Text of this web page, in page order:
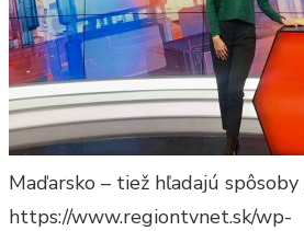
Maďarsko – tiež hľadajú
https://www.regiontvnet.sk/wp-